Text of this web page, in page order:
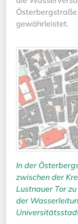
gewährleistet.
In der
zwischen der
Lustnauer Tor
der